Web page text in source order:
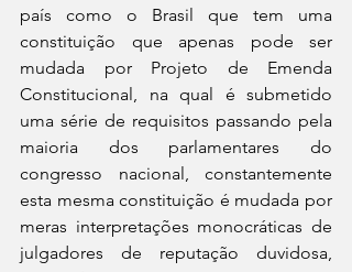
país como o Brasil que tem uma
constituição que apenas pode ser
mudada por Projeto de Emenda
Constitucional, na qual é submetido
uma série de requisitos passando pela
maioria dos parlamentares do
congresso nacional, constantemente
esta mesma constituição é mudada por
meras interpretações monocráticas de
julgadores de reputação duvidosa,